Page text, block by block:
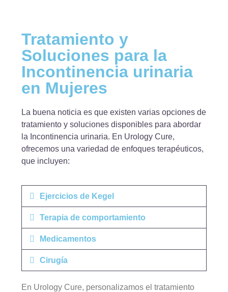
Tratamiento y
Soluciones para la
Incontinencia urinaria
en Mujeres
La buena noticia es que existen varias opciones de
tratamiento y soluciones disponibles para abordar
la Incontinencia urinaria. En Urology Cure,
ofrecemos una variedad de enfoques terapéuticos,
que incluyen:
Ejercicios de Kegel
Terapia de comportamiento
Medicamentos
Cirugía
En Urology Cure, personalizamos el tratamiento